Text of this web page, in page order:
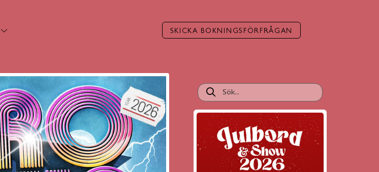
SKICKA BOKNINGSFÖRFRÅGAN